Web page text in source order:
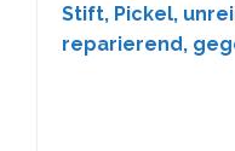
Stift, Pickel,
reparierend,